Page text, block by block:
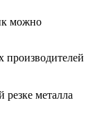
можно
металла